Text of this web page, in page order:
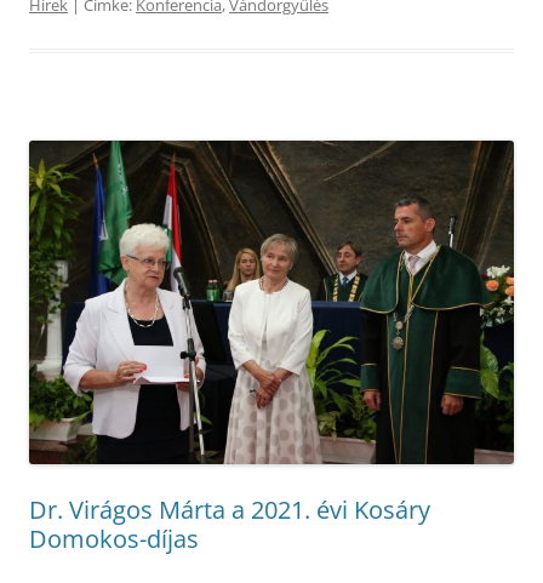
Hírek | Címke: Konferencia,Vándorgyűlés
Dr. Virágos Márta a 2021. évi Kosáry
Domokos-díjas